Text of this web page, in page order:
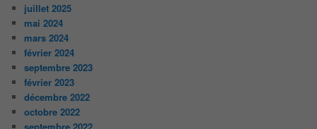
juillet 2025
mai 2024
mars 2024
février 2024
septembre 2023
février 2023
décembre 2022
octobre 2022
septembre 2022